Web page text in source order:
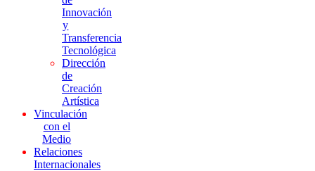
Innovación
y
Transferencia
Tecnológica
Dirección
de
Creación
Artística
Vinculación
con el
Medio
Relaciones
Internacionales